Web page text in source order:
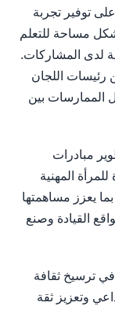
توفير تجربة
مساحة للتعلم
لدى المشاركات.
رئيسات اللجان
الممارسات بين
مبادرات
المهنية
بما يعزز مساهمتها
القيادة وصنع
ترسيخ ثقافة
وتعزيز ثقة